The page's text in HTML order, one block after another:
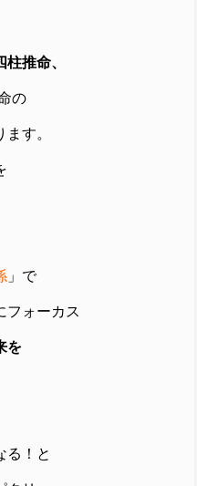
推命、
の
す。
」で
フォーカス
を
る！と